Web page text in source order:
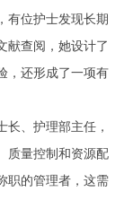
有位护士发现长期
献查阅，她设计了
，还形成了一项有
、护理部主任，
质量控制和资源配
职的管理者，这需